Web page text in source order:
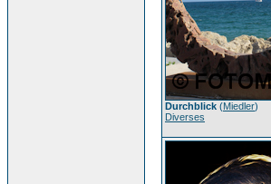
Durchblick (Miedler)
Diverses